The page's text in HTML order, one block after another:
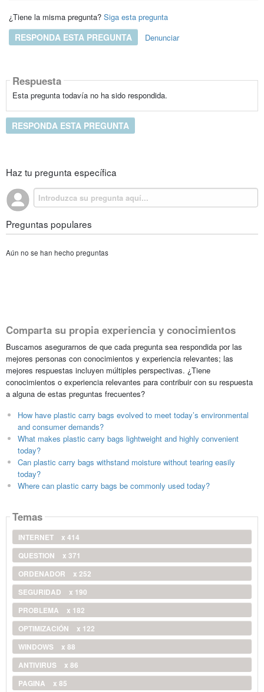
¿Tiene la misma pregunta? Siga esta pregunta
RESPONDA ESTA PREGUNTA Denunciar
Respuesta
Esta pregunta todavía no ha sido respondida.
RESPONDA ESTA PREGUNTA
Haz tu pregunta específica
Preguntas populares
Aún no se han hecho preguntas
Comparta su propia experiencia y conocimientos
Buscamos asegurarnos de que cada pregunta sea respondida por las
mejores personas con conocimientos y experiencia relevantes; las
mejores respuestas incluyen múltiples perspectivas. ¿Tiene
conocimientos o experiencia relevantes para contribuir con su respuesta
a alguna de estas preguntas frecuentes?
How have plastic carry bags evolved to meet today’s environmental
and consumer demands?
What makes plastic carry bags lightweight and highly convenient
today?
Can plastic carry bags withstand moisture without tearing easily
today?
Where can plastic carry bags be commonly used today?
Temas
INTERNET
x 414
QUESTION
x 371
ORDENADOR
x 252
SEGURIDAD
x 190
PROBLEMA
x 182
OPTIMIZACIÓN
x 122
WINDOWS
x 88
ANTIVIRUS
x 86
PAGINA
x 85